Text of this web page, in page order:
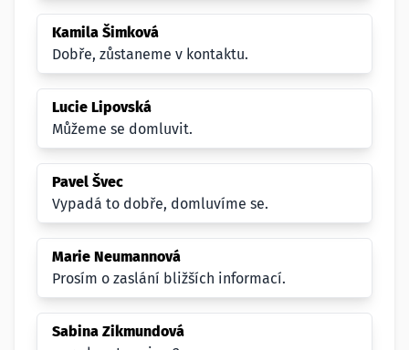
Kamila Šimková
Dobře, zůstaneme v kontaktu.
Lucie Lipovská
Můžeme se domluvit.
Pavel Švec
Vypadá to dobře, domluvíme se.
Marie Neumannová
Prosím o zaslání bližších informací.
Sabina Zikmundová